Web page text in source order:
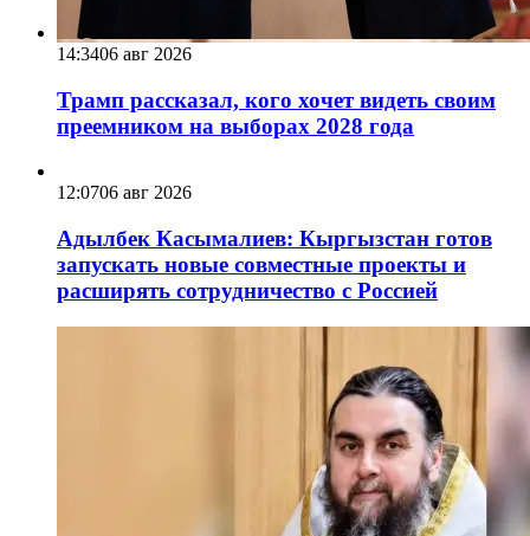
14:3406 авг 2026
Трамп рассказал, кого хочет видеть своим
преемником на выборах 2028 года
12:0706 авг 2026
Адылбек Касымалиев: Кыргызстан готов
запускать новые совместные проекты и
расширять сотрудничество с Россией